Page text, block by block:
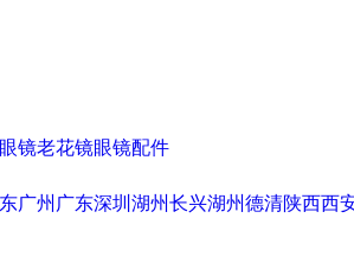
镜老花镜眼镜配件
广州 广东深圳 湖州长兴湖州德清陕西西